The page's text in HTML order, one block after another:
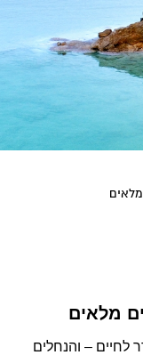
מלאים
– והנחלים